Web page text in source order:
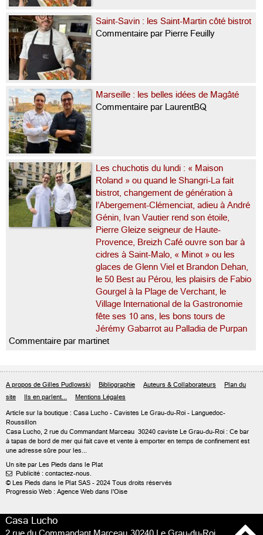
Casa Lucho
Saint-Savin : les Saint-Martin côté bistrot
Commentaire par Pierre Feuilly
Marseille : les belles idées de Magâté
Commentaire par LaurentBQ
Les chuchotis du lundi : « Maison
Roland » ou quand le Shangri-La fait
bistrot, changement de génération à
l’Abergement-Clémenciat, adieu à André
Génin, Ivan Vautier rend son étoile,
Pierre Gleize seigneur de Haute-
Provence, Breizh Café ouvre son bar à
cidres à Saint-Malo, « Minot » ou les
glaces de Glenn Viel et Brandon Dehan,
le 50 Best au Pérou, les plaisirs de Fabio
Gourgel à la Plage de Verchant, le
Village International de la Gastronomie
fête ses 10 ans, les bons tours de
Jérémy Gabarrot au Palladia de Purpan
Commentaire par martinet
A propos de Gilles Pudlowski Bibliographie Auteurs & Collaborateurs
Plan du
site
Ils en parlent... Mentions Légales
Article sur la boutique : Casa Lucho - Cavistes Le Grau-du-Roi - Languedoc-
Roussillon
Casa Lucho, 2 rue du Commandant Marceau 30240 caviste Le Grau-du-Roi : Ce bar
à tapas de bord de mer qui fait cave et vente à emporter en temps de confinement est
une adresse sûre pour les...
Un site par Les Pieds dans le Plat
 Publicité : contactez-nous.
© Les Pieds dans le Plat SAS - 2024 Tous droits réservés
Progressio Web : Agence Web dans l'Oise